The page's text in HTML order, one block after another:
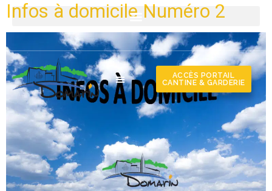
ACCÈS PORTAIL
CANTINE & GARDERIE
Infos à domicile Numéro 2